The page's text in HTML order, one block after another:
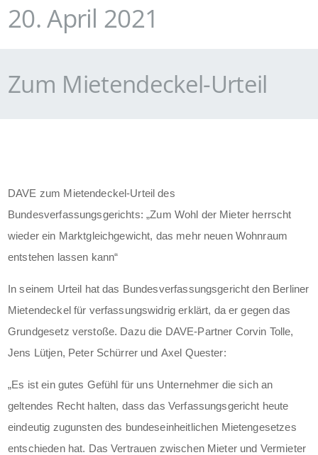
20. April 2021
Zum Mietendeckel-Urteil
DAVE zum Mietendeckel-Urteil des
Bundesverfassungsgerichts: „Zum Wohl der Mieter herrscht
wieder ein Marktgleichgewicht, das mehr neuen Wohnraum
entstehen lassen kann“
In seinem Urteil hat das Bundesverfassungsgericht den Berliner
Mietendeckel für verfassungswidrig erklärt, da er gegen das
Grundgesetz verstoße. Dazu die DAVE-Partner Corvin Tolle,
Jens Lütjen, Peter Schürrer und Axel Quester:
„Es ist ein gutes Gefühl für uns Unternehmer die sich an
geltendes Recht halten, dass das Verfassungsgericht heute
eindeutig zugunsten des bundeseinheitlichen Mietengesetzes
entschieden hat. Das Vertrauen zwischen Mieter und Vermieter